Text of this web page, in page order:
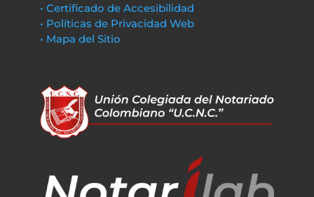
• Certificado de Accesibilidad
• Políticas de Privacidad Web
• Mapa del Sitio